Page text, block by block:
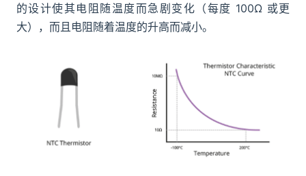
的设计使其电阻随温度而急剧变化（每度 100Ω 或更
大），而且电阻随着温度的升高而减小。